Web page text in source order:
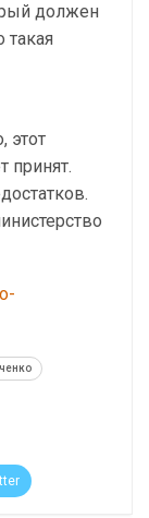
должен
такая
этот
принят.